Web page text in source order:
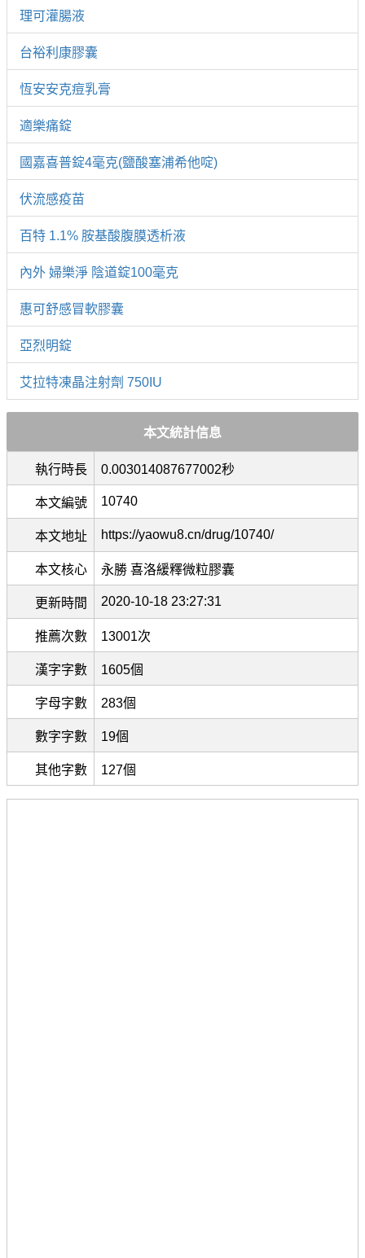
理可灌腸液
台裕利康膠囊
恆安安克痘乳膏
適樂痛錠
國嘉喜普錠4毫克(鹽酸塞浦希他啶)
伏流感疫苗
百特 1.1% 胺基酸腹膜透析液
內外 婦樂淨 陰道錠100毫克
惠可舒感冒軟膠囊
亞烈明錠
艾拉特凍晶注射劑 750IU
本文統計信息
執行時長 0.003014087677002秒
本文編號 10740
本文地址 https://yaowu8.cn/drug/10740/
本文核心 永勝 喜洛緩釋微粒膠囊
更新時間 2020-10-18 23:27:31
推薦次數 13001次
漢字字數 1605個
字母字數 283個
數字字數 19個
其他字數 127個